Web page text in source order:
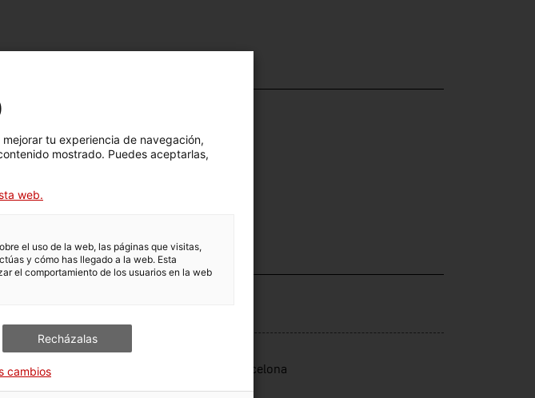
Dimensiones
cm
Forma de ingreso
donació Diputació de Barcelona
tu experiencia de navegación,
mostrado. Puedes aceptarlas,
web.
el uso de la web, las páginas que visitas,
y cómo has llegado a la web. Esta
el comportamiento de los usuarios en la web
Recházalas
cambios